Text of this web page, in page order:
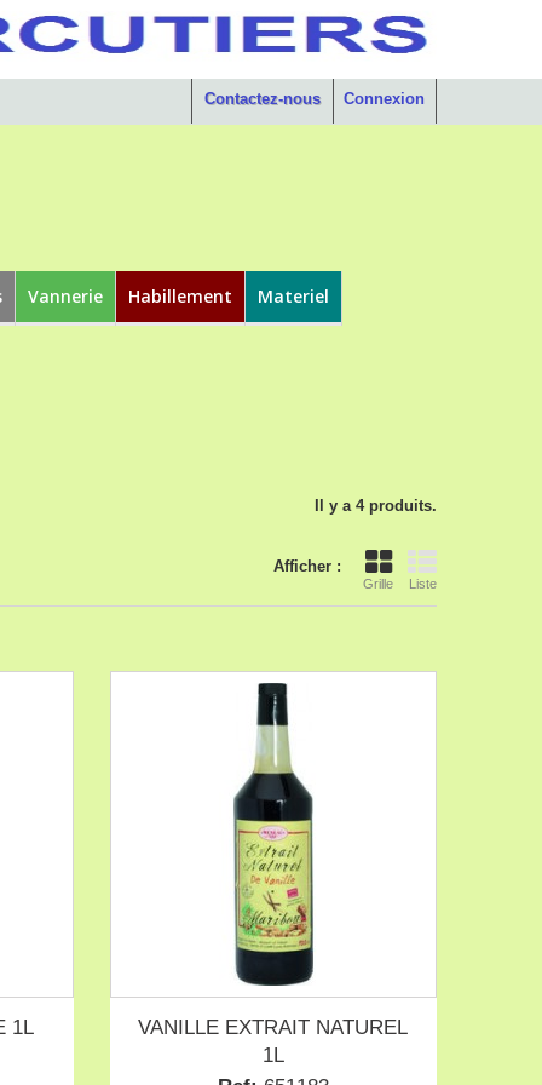
Connexion
Contactez-nous
Vannerie Habillement Materiel
Il y a 4 produits.
Afficher :
Grille Liste
1L
VANILLE EXTRAIT NATUREL
1L